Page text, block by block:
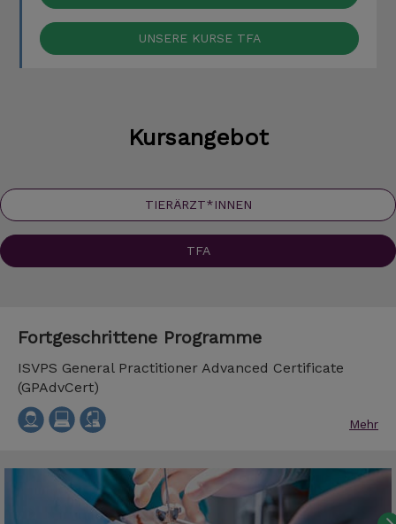
UNSERE KURSE TFA
Kursangebot
TIERÄRZT*INNEN
TFA
Fortgeschrittene Programme
ISVPS General Practitioner Advanced Certificate
(GPAdvCert)
Mehr